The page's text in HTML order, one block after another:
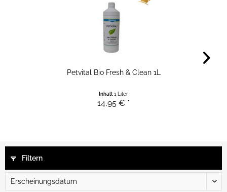
Petvital Bio Fresh & Clean 1L
Inhalt1 Liter
14,95 € *
Filtern